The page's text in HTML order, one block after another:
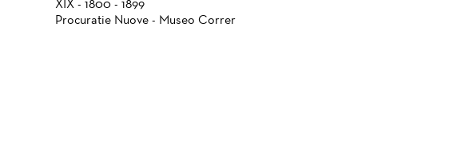
XIX - 1800 - 1899
Procuratie Nuove - Museo Correr